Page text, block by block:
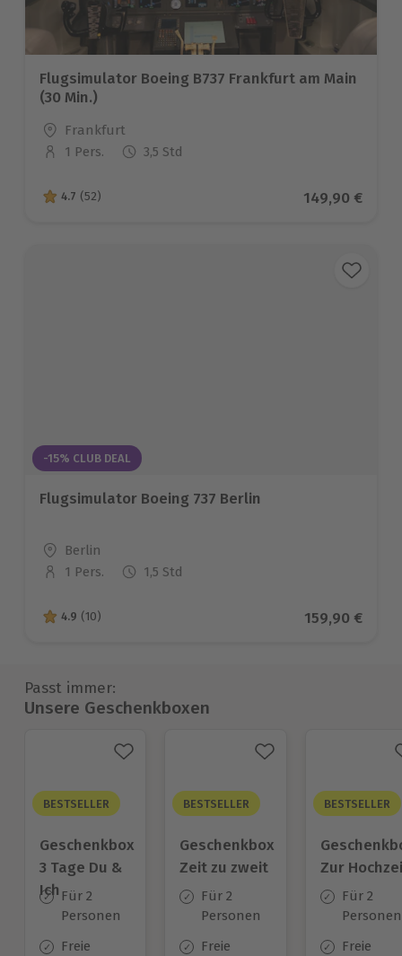
Flugsimulator Boeing B737 Frankfurt am Main
(30 Min.)
Standort
Frankfurt
Anzahl der Teilnehmer
1 Pers. 3,5 Std
4.7 von 5 Sternen basierend auf 52 Bewertungen
4.7 (52) Aktueller
149,90 €
-15% CLUB DEAL
Flugsimulator Boeing 737 Berlin
Standort
Berlin
Anzahl der Teilnehmer
1 Pers. 1,5 Std
4.9 von 5 Sternen basierend auf 10 Bewertungen
4.9 (10) Aktueller
159,90 €
Passt immer:
Unsere Geschenkboxen
BESTSELLER
Geschenkbox
3 Tage Du &
Ich Für 2
Personen
Freie
BESTSELLER
Geschenkbox
Zeit zu zweit
Für 2
Personen
Freie
BESTSELLER
Zur
Für 2
Personen
Freie